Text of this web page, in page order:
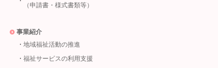
（申請書・様式書類等）
事業紹介
地域福祉活動の推進
福祉サービスの利用支援